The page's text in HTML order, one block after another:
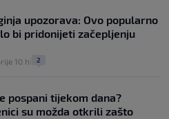
upozorava: Ovo popularno
bi pridonijeti začepljenju
10 h 2
pospani tijekom dana?
su možda otkrili zašto